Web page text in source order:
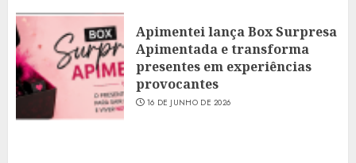
Apimentei lança Box Surpresa
Apimentada e transforma
presentes em experiências
provocantes
16 DE JUNHO DE 2026